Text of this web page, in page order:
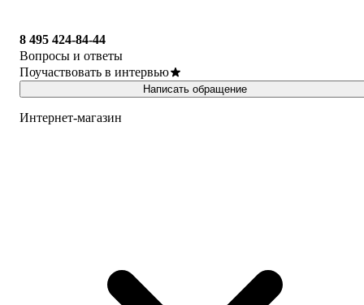
8 495 424-84-44
Вопросы и ответы
Поучаствовать в интервью
Написать обращение
Интернет-магазин